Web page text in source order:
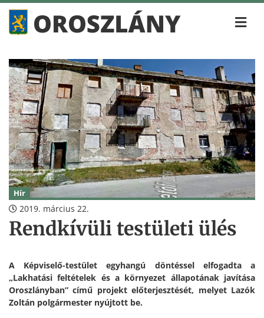
Hír
2019. március 22.
Rendkívüli testületi ülés
A Képviselő-testület egyhangú döntéssel elfogadta a
„Lakhatási feltételek és a környezet állapotának javítása
Oroszlányban” című projekt előterjesztését, melyet Lazók
Zoltán polgármester nyújtott be.